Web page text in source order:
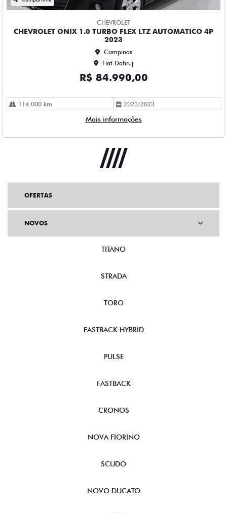
OFERTAS
NOVOS
TITANO
STRADA
TORO
FASTBACK HYBRID
PULSE
FASTBACK
CRONOS
NOVA FIORINO
SCUDO
NOVO DUCATO